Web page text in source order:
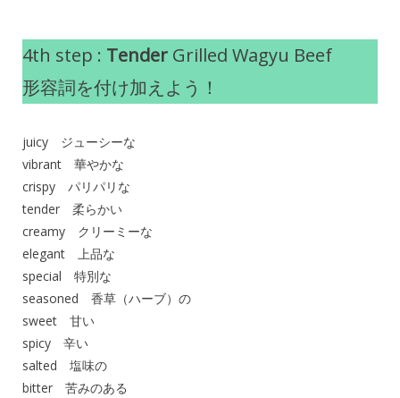
4th step : Tender Grilled Wagyu Beef
形容詞を付け加えよう！
juicy ジューシーな
vibrant 華やかな
crispy パリパリな
tender 柔らかい
creamy クリーミーな
elegant 上品な
special 特別な
seasoned 香草（ハーブ）の
sweet 甘い
spicy 辛い
salted 塩味の
bitter 苦みのある